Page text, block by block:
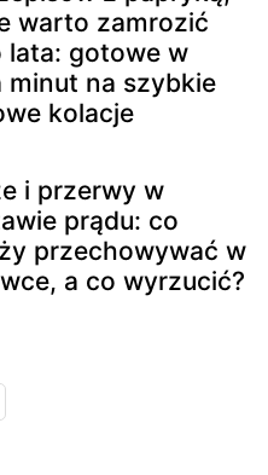
warto zamrozić
lata: gotowe w
minut na szybkie
kolacje
i przerwy w
prądu: co
przechowywać w
a co wyrzucić?